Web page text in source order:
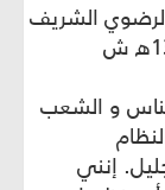
الشريف
بمناسبة بدء السنة الإيرانية الجديدة 1394ه ش
و الشعب
إنني